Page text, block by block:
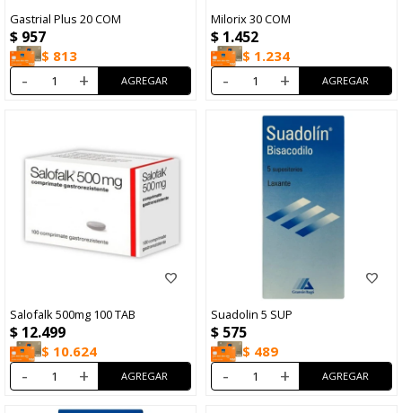
Gastrial Plus 20 COM
$ 957
$ 813
- +
Milorix 30 COM
$ 1.452
$ 1.234
- +
Salofalk 500mg 100 TAB
$ 12.499
$ 10.624
- +
Suadolin 5 SUP
$ 575
$ 489
- +